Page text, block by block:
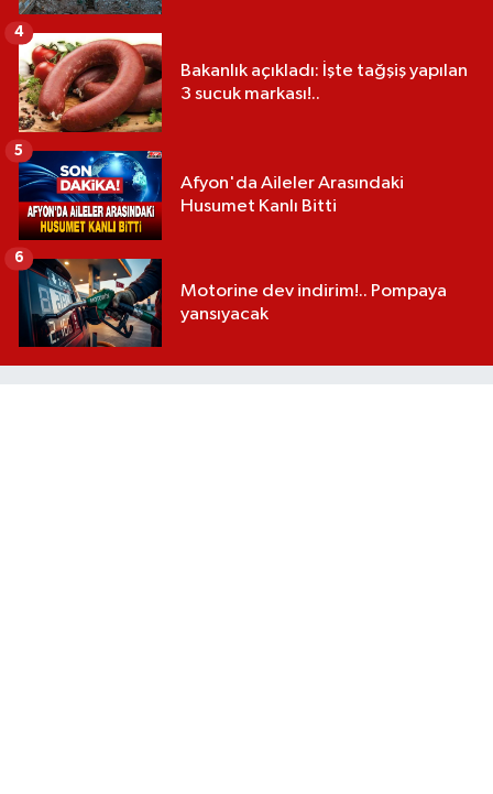
Bakanlık açıkladı: İşte tağşiş yapılan
3 sucuk markası!..
4
Afyon'da Aileler Arasındaki
Husumet Kanlı Bitti
5
Motorine dev indirim!.. Pompaya
yansıyacak
6